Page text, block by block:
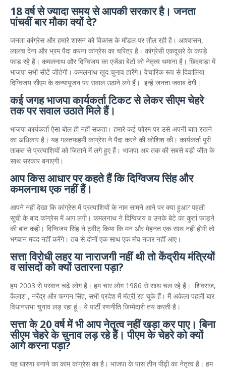
18 वर्ष से ज्यादा समय से आपकी सरकार है। जनता
पांचवीं बार मौका क्यों दे?
जनता कांग्रेस और हमारे शासन को विकास के मॉडल पर तौल रही है। आश्वासन,
लालच देना और भ्रम पैदा करना कांग्रेस का चरित्र है। कांग्रेसी एकदूसरे के कपड़े
फाड़ रहे हैं। कमलनाथ और दिग्विजय का एजेंडा बेटों को नेतृत्व थमाना है। छिंदवाड़ा में
भाजपा सभी सीटें जीतेगी। कमलनाथ खुद चुनाव हारेंगे। वैचारिक रूप से दिवालिया
दिग्विजय सीएम के कन्यापूजन पर सवाल उठाने लगे हैं। इन्हें जनता जवाब देगी।
कई जगह भाजपा कार्यकर्ता टिकट से लेकर सीएम चेहरे
तक पर सवाल उठाते मिले हैं।
भाजपा कार्यकर्ता ऐसा बोल ही नहीं सकता। हमारे कई फोरम पर उसे अपनी बात रखने
का अधिकार है। यह गलतफहमी कांग्रेस ने पैदा करने की कोशिश की। कार्यकर्ता पूरी
ताकत से प्रत्याशियों को जिताने में लगे हुए हैं। भाजपा अब तक की सबसे बड़ी जीत के
साथ सरकार बनाएगी।
आप किस आधार पर कहते हैं कि दिग्विजय सिंह और
कमलनाथ एक नहीं हैं।
आपने नहीं देखा कि कांग्रेस में प्रत्याशियों के नाम सामने आने पर क्या हुआ? पहली
सूची के बाद कांग्रेस में आग लगी। कमलनाथ ने दिग्विजय व उनके बेटे का कुर्ता फाड़ने
की बात कही। दिग्विजय सिंह ने ट्वीट् किया कि मन और मेहनत एक साथ नहीं होगी तो
भगवान मदद नहीं करेंगे। तब से दोनों एक साथ एक मंच नजर नहीं आए।
सत्ता विरोधी लहर या नाराजगी नहीं थी तो केंद्रीय मंत्रियों
व सांसदों को क्यों उतारना पड़ा?
हम 2003 से परवान चढ़े लोग हैं। हम चार लोग 1986 से साथ चल रहे हैं। शिवराज,
कैलाश , नरेंद्र और फग्गन सिंह, सभी प्रदेश में मंत्री रह चुके हैं। मैं अकेला पहली बार
विधानसभा चुनाव लड़ रहा हूं। ये पार्टी रणनीति जिम्मेदारी तय करती है।
सत्ता के 20 वर्ष में भी आप नेतृत्व नहीं खड़ा कर पाए। बिना
सीएम चेहरे के चुनाव लड़ रहे हैं। पीएम के चेहरे को क्यों
आगे करना पड़ा?
यह धारणा बनाने का काम कांग्रेस का है। भाजपा के पास तीन पीढ़ी का नेतृत्व है। हम